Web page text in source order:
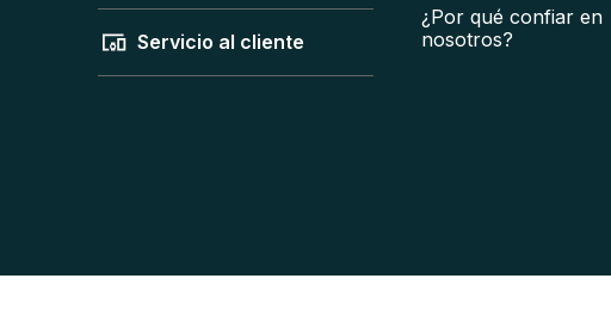
Servicio al cliente
¿Por qué confiar en
nosotros?